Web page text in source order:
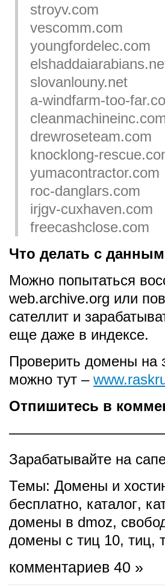
stroyv.com
vescomm.com
youngfordelec.com
slovanlouny.net
a-windfarm-too-
drewroseteam.com
knocklong-
yumacontractor.com
roc-danglars.com
irjgv-cuxhaven.com
freecashclose.com
Что делать с
Можно попытаться
web.archive.org или
сателлит и
еще даже в индексе.
Проверить домены на
можно тут –
Отпишитесь в
Зарабатывайте на
Темы: Домены и
бесплатно, каталог,
домены в dmoz,
домены с тиц 10, тиц,
комментариев 40 »